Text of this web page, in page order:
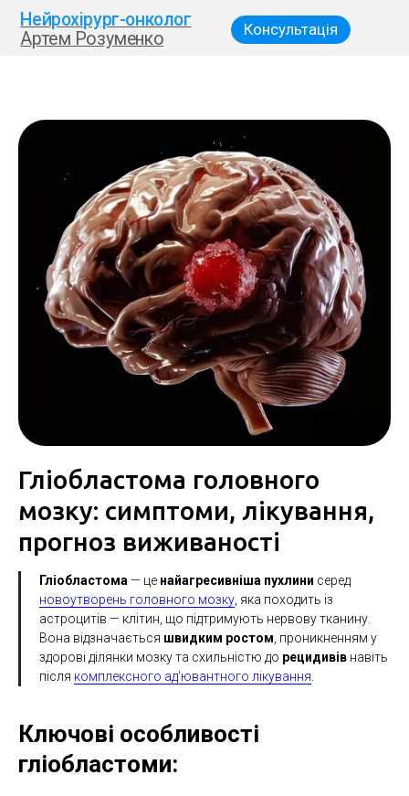
Нейрохірург-онколог
Артем Розуменко Консультація
Гліобластома головного
мозку: симптоми, лікування,
прогноз виживаності
Гліобластома — це найагресивніша пухлини серед
новоутворень головного мозку , яка походить із
астроцитів — клітин, що підтримують нервову тканину.
Вона відзначається швидким ростом , проникненням у
здорові ділянки мозку та схильністю до рецидивів навіть
після комплексного ад'ювантного лікування
Ключові особливості
гліобластоми: